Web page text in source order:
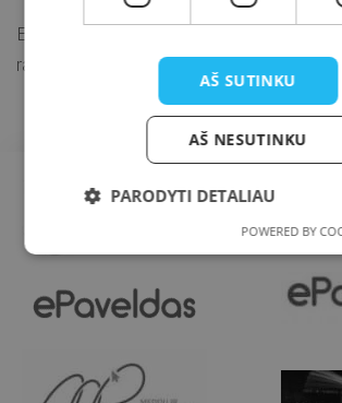
Edukacinė-literatūrinė pamoka „Aš – ne
rašytojo Jono Biliūno 140-osioms gimimo
AŠ SUTINKU
AŠ NESUTINKU
PARODYTI DETALIAU
POWERED BY